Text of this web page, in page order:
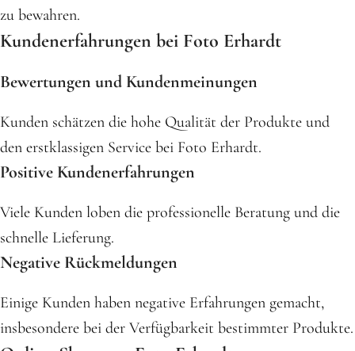
zu bewahren.
Kundenerfahrungen bei Foto Erhardt
Bewertungen und Kundenmeinungen
Kunden schätzen die hohe Qualität der Produkte und
den erstklassigen Service bei Foto Erhardt.
Positive Kundenerfahrungen
Viele Kunden loben die professionelle Beratung und die
schnelle Lieferung.
Negative Rückmeldungen
Einige Kunden haben negative Erfahrungen gemacht,
insbesondere bei der Verfügbarkeit bestimmter Produkte.